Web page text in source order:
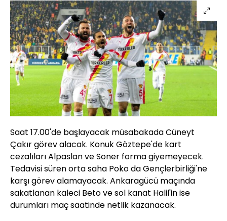
Saat 17.00'de başlayacak müsabakada Cüneyt
Çakır görev alacak. Konuk Göztepe'de kart
cezalıları Alpaslan ve Soner forma giyemeyecek.
Tedavisi süren orta saha Poko da Gençlerbirliği'ne
karşı görev alamayacak. Ankaragücü maçında
sakatlanan kaleci Beto ve sol kanat Halil'in ise
durumları maç saatinde netlik kazanacak.